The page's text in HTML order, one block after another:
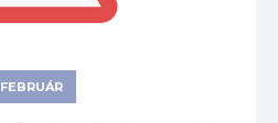
FEBRUÁR